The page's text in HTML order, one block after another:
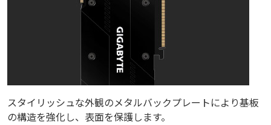
スタイリッシュな外観のメタルバックプレートにより基板
の構造を強化し、表面を保護します。